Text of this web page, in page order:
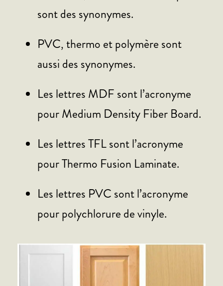
sont des synonymes.
PVC, thermo et polymère sont
aussi des synonymes.
Les lettres MDF sont l’acronyme
pour Medium Density Fiber Board.
Les lettres TFL sont l’acronyme
pour Thermo Fusion Laminate.
Les lettres PVC sont l’acronyme
pour polychlorure de vinyle.